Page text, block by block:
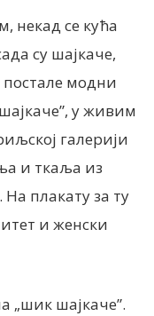
некад се кућа
су шајкаче,
постале модни
у живим
галерији
и ткаља из
плакату за ту
и женски
„шик шајкаче”.